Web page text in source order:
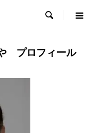

プロフィール